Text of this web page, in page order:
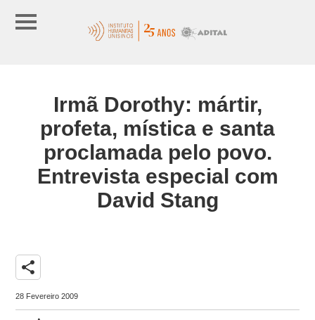
Irmã Dorothy: mártir,
profeta, mística e santa
proclamada pelo povo.
Entrevista especial com
David Stang
share
28 Fevereiro 2009